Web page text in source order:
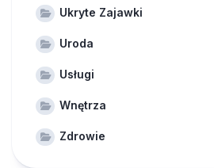
Ukryte Zajawki
Uroda
Usługi
Wnętrza
Zdrowie